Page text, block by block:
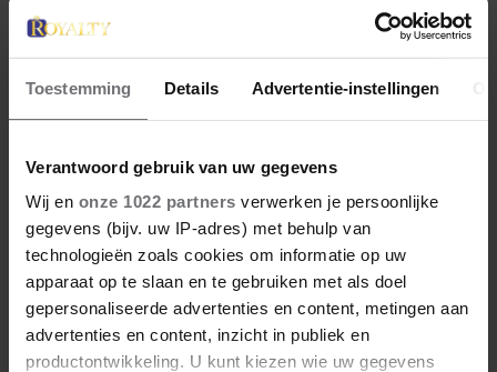
Toestemming Details Advertentie-instellingen
Verantwoord gebruik van uw gegevens
Wij en onze 1022 partners verwerken je persoonlijke
gegevens (bijv. uw IP-adres) met behulp van
technologieën zoals cookies om informatie op uw
apparaat op te slaan en te gebruiken met als doel
gepersonaliseerde advertenties en content, metingen aan
advertenties en content, inzicht in publiek en
productontwikkeling. U kunt kiezen wie uw gegevens